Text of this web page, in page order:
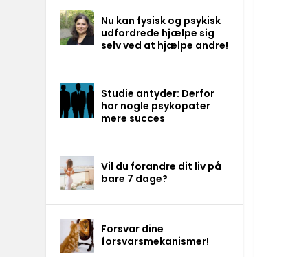
Nu kan fysisk og psykisk
udfordrede hjælpe sig
selv ved at hjælpe andre!
Studie antyder: Derfor
har nogle psykopater
mere succes
Vil du forandre dit liv på
bare 7 dage?
Forsvar dine
forsvarsmekanismer!